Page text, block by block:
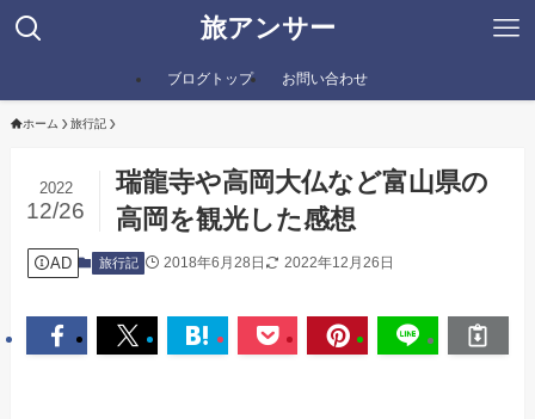
旅アンサー
ブログトップ お問い合わせ
ホーム 旅行記
瑞龍寺や高岡大仏など富山県の
高岡を観光した感想
2022
12/26
AD 旅行記 2018年6月28日 2022年12月26日